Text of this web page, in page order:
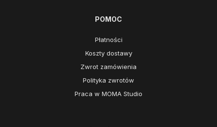
POMOC
Płatności
Koszty dostawy
Zwrot zamówienia
Polityka zwrotów
Praca w MOMA Studio